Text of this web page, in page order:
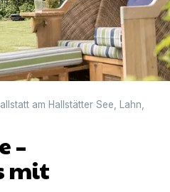
am Hallstätter See Lahn
–
mit